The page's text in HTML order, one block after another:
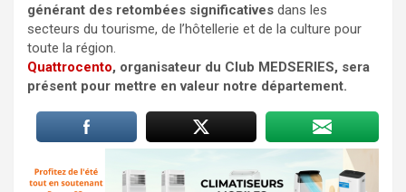
générant des retombées significatives dans les
secteurs du tourisme, de l’hôtellerie et de la culture pour
toute la région.
Quattrocento, organisateur du Club MEDSERIES, sera
présent pour mettre en valeur notre département.